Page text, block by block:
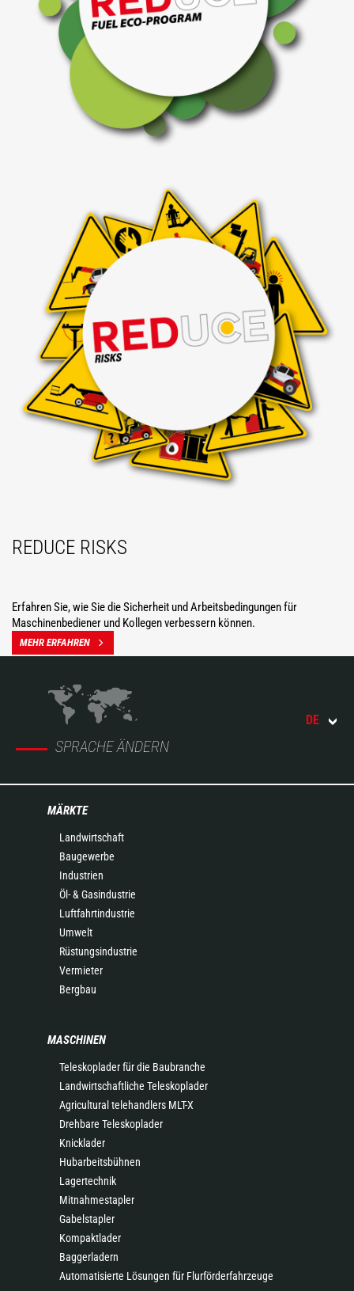
REDUCE RISKS
Erfahren Sie, wie Sie die Sicherheit und Arbeitsbedingungen für
Maschinenbediener und Kollegen verbessern können.
MEHR ERFAHREN
SPRACHE ÄNDERN
DE
MÄRKTE
Landwirtschaft
Baugewerbe
Industrien
Öl- & Gasindustrie
Luftfahrtindustrie
Umwelt
Rüstungsindustrie
Vermieter
Bergbau
MASCHINEN
Teleskoplader für die Baubranche
Landwirtschaftliche Teleskoplader
Agricultural telehandlers MLT-X
Drehbare Teleskoplader
Knicklader
Hubarbeitsbühnen
Lagertechnik
Mitnahmestapler
Gabelstapler
Kompaktlader
Baggerladern
Automatisierte Lösungen für Flurförderfahrzeuge